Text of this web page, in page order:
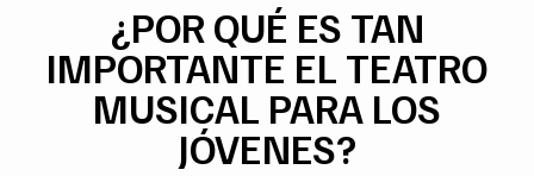
¿POR QUÉ ES TAN
IMPORTANTE EL TEATRO
MUSICAL PARA LOS
JÓVENES?